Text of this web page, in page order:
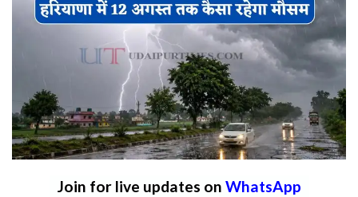
Join for live updates on WhatsApp